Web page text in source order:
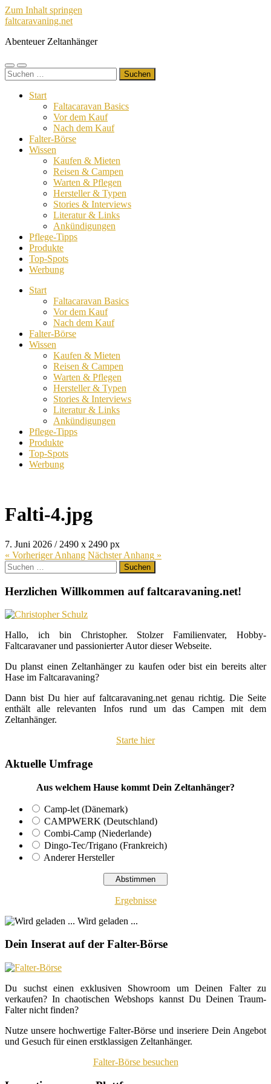
Zum Inhalt springen
faltcaravaning.net
Abenteuer Zeltanhänger
Mobile-
Menü
Suchfeld
ein-/ausblenden
Suchen
nach:
Start
Faltacaravan Basics
Vor dem Kauf
Nach dem Kauf
Falter-Börse
Wissen
Kaufen & Mieten
Reisen & Campen
Warten & Pflegen
Hersteller & Typen
Stories & Interviews
Literatur & Links
Ankündigungen
Pflege-Tipps
Produkte
Top-Spots
Werbung
Start
Faltacaravan Basics
Vor dem Kauf
Nach dem Kauf
Falter-Börse
Wissen
Kaufen & Mieten
Reisen & Campen
Warten & Pflegen
Hersteller & Typen
Stories & Interviews
Literatur & Links
Ankündigungen
Pflege-Tipps
Produkte
Top-Spots
Werbung
Falti-4.jpg
7. Juni 2026 / 2490 x 2490 px
« VorherigerAnhang NächsterAnhang »
Suchen
nach:
Herzlichen Willkommen auf faltcaravaning.net!
Hallo, ich bin Christopher. Stolzer Familienvater, Hobby-
Faltcaravaner und passionierter Autor dieser Webseite.
Du planst einen Zeltanhänger zu kaufen oder bist ein bereits alter
Hase im Faltcaravaning?
Dann bist Du hier auf faltcaravaning.net genau richtig. Die Seite
enthält alle relevanten Infos rund um das Campen mit dem
Zeltanhänger.
Starte hier
Aktuelle Umfrage
Aus welchem Hause kommt Dein Zeltanhänger?
Camp-let (Dänemark)
CAMPWERK (Deutschland)
Combi-Camp (Niederlande)
Dingo-Tec/Trigano (Frankreich)
Anderer Hersteller
Ergebnisse
Wird geladen ...
Dein Inserat auf der Falter-Börse
Du suchst einen exklusiven Showroom um Deinen Falter zu
verkaufen? In chaotischen Webshops kannst Du Deinen Traum-
Falter nicht finden?
Nutze unsere hochwertige Falter-Börse und inseriere Dein Angebot
und Gesuch für einen erstklassigen Zeltanhänger.
Falter-Börse besuchen